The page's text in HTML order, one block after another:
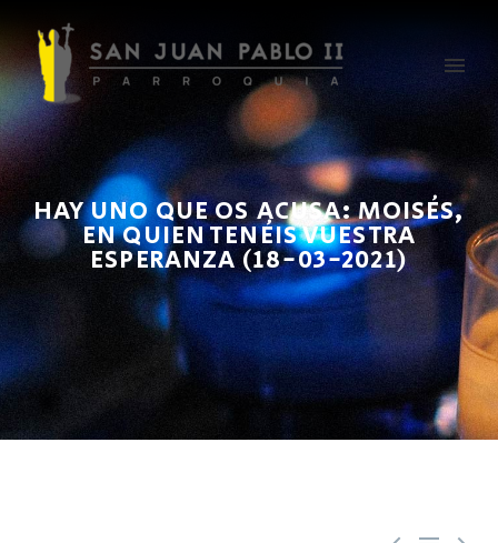
HAY UNO QUE OS ACUSA: MOISÉS,
EN QUIEN TENÉIS VUESTRA
ESPERANZA (18-03-2021)